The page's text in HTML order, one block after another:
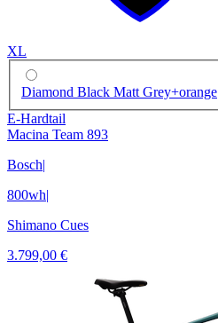
XL
Diamond Black Matt Grey+orange
E-Hardtail
Macina Team 893
Bosch|
800wh|
Shimano Cues
3.799,00 €